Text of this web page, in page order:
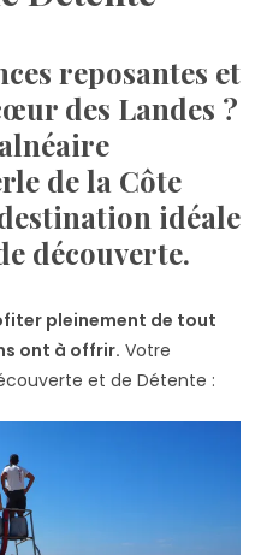
reposantes et
des Landes ?
de la Côte
idéale
découverte.
pleinement de tout
ont à offrir. Votre
et de Détente :